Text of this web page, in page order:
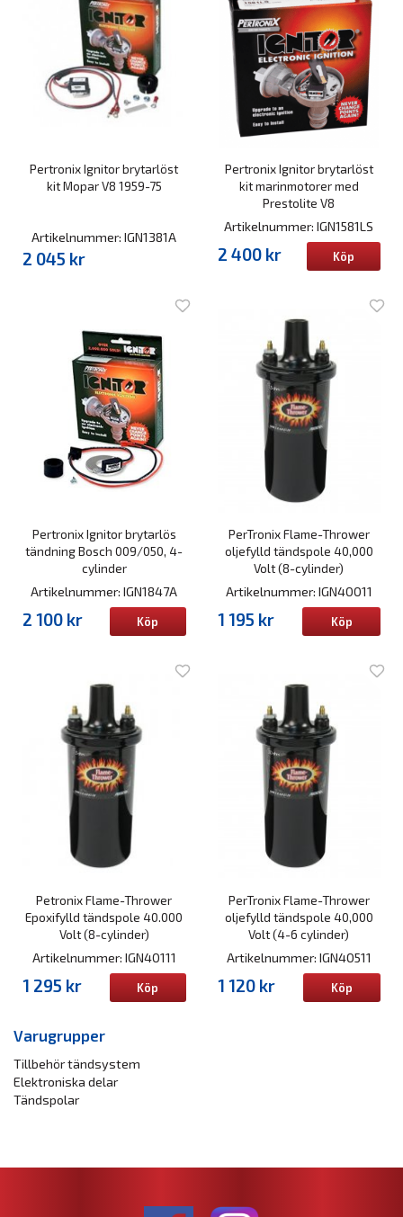
Pertronix Ignitor brytarlöst
kit Mopar V8 1959-75
Artikelnummer: IGN1381A
2 045 kr
Pertronix Ignitor brytarlöst
kit marinmotorer med
Prestolite V8
Artikelnummer: IGN1581LS
2 400 kr Köp
Pertronix Ignitor brytarlös
tändning Bosch 009/050, 4-
cylinder
Artikelnummer: IGN1847A
2 100 kr Köp
PerTronix Flame-Thrower
oljefylld tändspole 40,000
Volt (8-cylinder)
Artikelnummer: IGN40011
1 195 kr Köp
Petronix Flame-Thrower
Epoxifylld tändspole 40.000
Volt (8-cylinder)
Artikelnummer: IGN40111
1 295 kr Köp
PerTronix Flame-Thrower
oljefylld tändspole 40,000
Volt (4-6 cylinder)
Artikelnummer: IGN40511
1 120 kr Köp
Varugrupper
Tillbehör tändsystem
Elektroniska delar
Tändspolar